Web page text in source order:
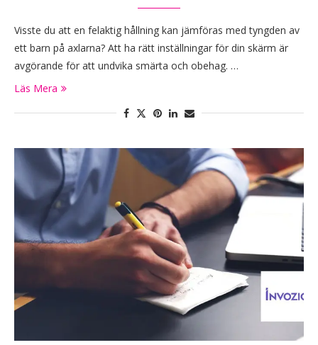
Visste du att en felaktig hållning kan jämföras med tyngden av
ett barn på axlarna? Att ha rätt inställningar för din skärm är
avgörande för att undvika smärta och obehag. …
Läs Mera